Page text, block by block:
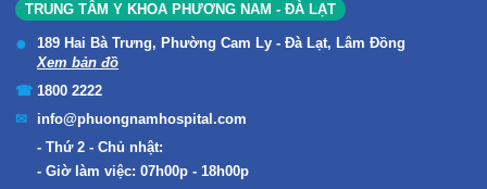
TRUNG TÂM Y KHOA PHƯƠNG NAM - ĐÀ LẠT
189 Hai Bà Trưng, Phường Cam Ly - Đà Lạt, Lâm Đồng
Xem bản đồ
1800 2222
info@phuongnamhospital.com
Thứ 2 - Chủ nhật:
Giờ làm việc: 07h00p - 18h00p